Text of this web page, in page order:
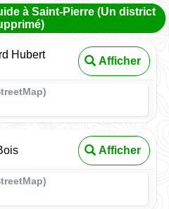
à Saint-Pierre (Un district
Hubert
Afficher
Afficher